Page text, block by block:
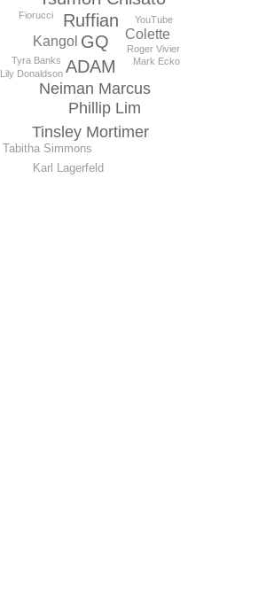
Ruffian
GQ
ADAM
Neiman Marcus
Phillip Lim
Tinsley Mortimer
Kangol Colette
Karl Lagerfeld
Tabitha Simmons
Tyra Banks
Roger Vivier
Fiorucci YouTube
Mark Ecko
Lily Donaldson